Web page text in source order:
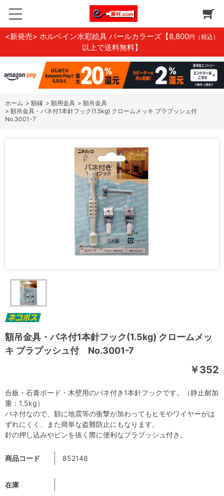
<新発売> ホルベイン水彩絵具 パールカラーズ 【8,800円（税込）
以上で送料無料】
ホーム > 額縁 > 額用金具 > 額吊金具
> 額吊金具・バネ付1本針フック(1.5kg) クロームメッキ プラプッシュ付
No.3001-7
額吊金具・バネ付1本針フック(1.5kg) クロームメッ
キ プラプッシュ付 No.3001-7
￥352
商品コード 852148
在庫
合板・石膏ボード・木壁用のバネ付き1本針フックです。（静止耐加
重：1.5kg）
バネ付なので、額に地震等の衝撃が加わってもヒモやワイヤーがは
ずれにくく、また簡単な盗難防止にもなります。
針の押し込みやピンを抜く際に便利なプラプッシュ付き。